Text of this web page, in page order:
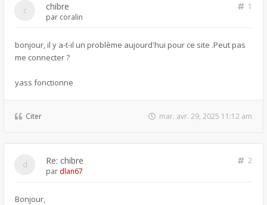
chibre
1
par coralin
bonjour, il y a-t-il un problème aujourd'hui pour ce site .Peut pas
me connecter ?
yass fonctionne
Citer mar. avr. 29, 2025 11:12 am
Re: chibre
2
par dlan67
Bonjour,